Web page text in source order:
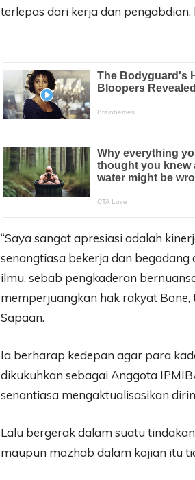
terlepas dari kerja dan
“Saya sangat apresiasi adalah
senangtiasa bekerja dan
ilmu, sebab pengkaderan
memperjuangkan hak rakyat Bone,
Sapaan.
Ia berharap kedepan agar para
dikukuhkan sebagai Anggota
senantiasa mengaktualisasikan
Lalu bergerak dalam suatu
maupun mazhab dalam kajian itu